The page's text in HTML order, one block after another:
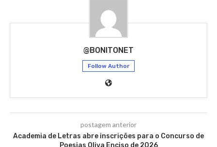
@BONITONET
Follow Author
postagem anterior
Academia de Letras abre inscrições para o Concurso de